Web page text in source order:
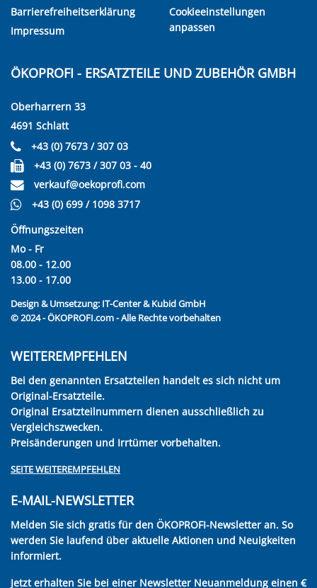
Barrierefreiheitserklärung
Impressum
Cookieeinstellungen
anpassen
ÖKOPROFI - ERSATZTEILE UND ZUBEHÖR GMBH
Oberharrern 33
4691 Schlatt
+43 (0) 7673 / 307 03
+43 (0) 7673 / 307 03 - 40
verkauf@oekoprofi.com
+43 (0) 699 / 1098 3717
Öffnungszeiten
Mo - Fr
08.00 - 12.00
13.00 - 17.00
Design & Umsetzung: IT-Center & Kubid GmbH
© 2024 - ÖKOPROFI.com - Alle Rechte vorbehalten
WEITEREMPFEHLEN
Bei den genannten Ersatzteilen handelt es sich nicht um
Original-Ersatzteile.
Original Ersatzteilnummern dienen ausschließlich zu
Vergleichszwecken.
Preisänderungen und Irrtümer vorbehalten.
SEITE WEITEREMPFEHLEN
E-MAIL-NEWSLETTER
Melden Sie sich gratis für den ÖKOPROFI-Newsletter an. So
werden Sie laufend über aktuelle Aktionen und Neuigkeiten
informiert.
Jetzt erhalten Sie bei einer Newsletter Neuanmeldung einen €